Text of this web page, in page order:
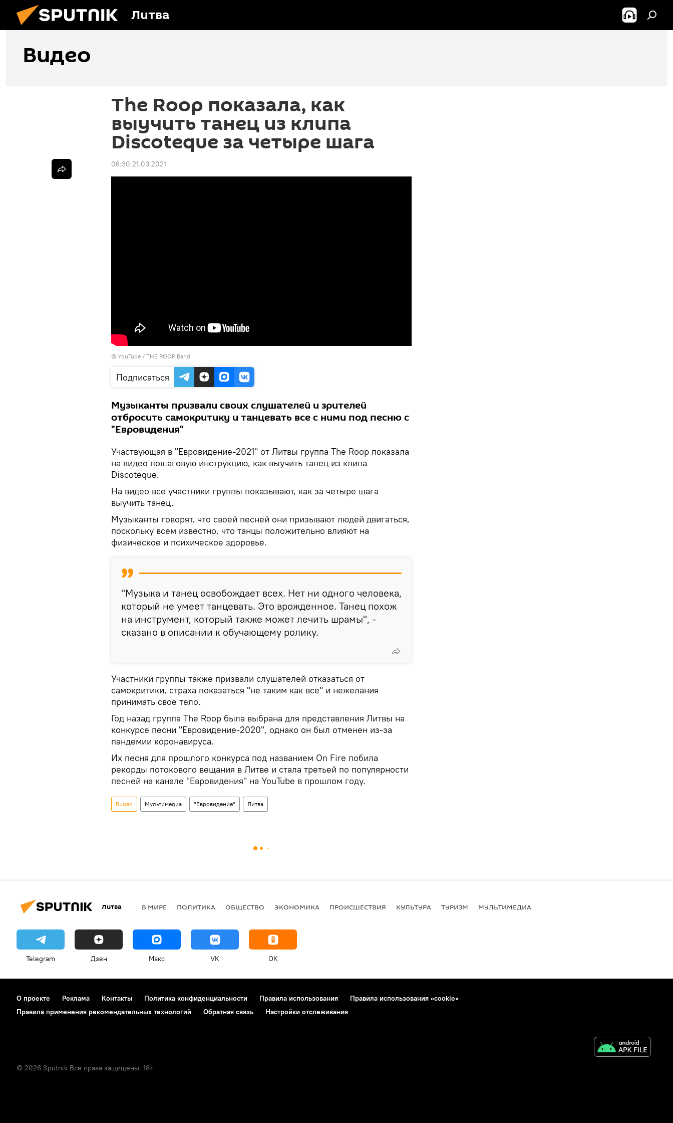
Литва
Видео
The Roop показала, как
выучить танец из клипа
Discoteque за четыре шага
06:30 21.03.2021
© YouTube / THE ROOP Band
Подписаться
Музыканты призвали своих слушателей и зрителей
отбросить самокритику и танцевать все с ними под песню с
"Евровидения"
Участвующая в "Евровидение-2021" от Литвы группа The Roop показала
на видео пошаговую инструкцию, как выучить танец из клипа
Discoteque.
На видео все участники группы показывают, как за четыре шага
выучить танец.
Музыканты говорят, что своей песней они призывают людей двигаться,
поскольку всем известно, что танцы положительно влияют на
физическое и психическое здоровье.
"Музыка и танец освобождает всех. Нет ни одного человека,
который не умеет танцевать. Это врожденное. Танец похож
на инструмент, который также может лечить шрамы", -
сказано в описании к обучающему ролику.
Участники группы также призвали слушателей отказаться от
самокритики, страха показаться "не таким как все" и нежелания
принимать свое тело.
Год назад группа The Roop была выбрана для представления Литвы на
конкурсе песни "Евровидение-2020", однако он был отменен из-за
пандемии коронавируса.
Их песня для прошлого конкурса под названием On Fire побила
рекорды потокового вещания в Литве и стала третьей по популярности
песней на канале "Евровидения" на YouTube в прошлом году.
Видео Мультимедиа "Евровидение" Литва
Литва В МИРЕ ПОЛИТИКА ОБЩЕСТВО ЭКОНОМИКА ПРОИСШЕСТВИЯ КУЛЬТУРА ТУРИЗМ МУЛЬТИМЕДИА
Telegram Дзен Макс VK OK
О проекте Реклама Контакты Политика конфиденциальности Правила использования
Правила использования «cookie»
Правила применения рекомендательных технологий
Обратная связь Настройки отслеживания
© 2026 Sputnik Все права защищены. 18+